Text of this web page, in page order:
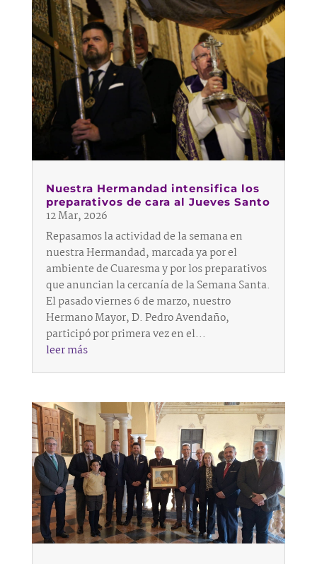
Nuestra Hermandad intensifica los
preparativos de cara al Jueves Santo
12 Mar, 2026
Repasamos la actividad de la semana en
nuestra Hermandad, marcada ya por el
ambiente de Cuaresma y por los preparativos
que anuncian la cercanía de la Semana Santa.
El pasado viernes 6 de marzo, nuestro
Hermano Mayor, D. Pedro Avendaño,
participó por primera vez en el...
leer más